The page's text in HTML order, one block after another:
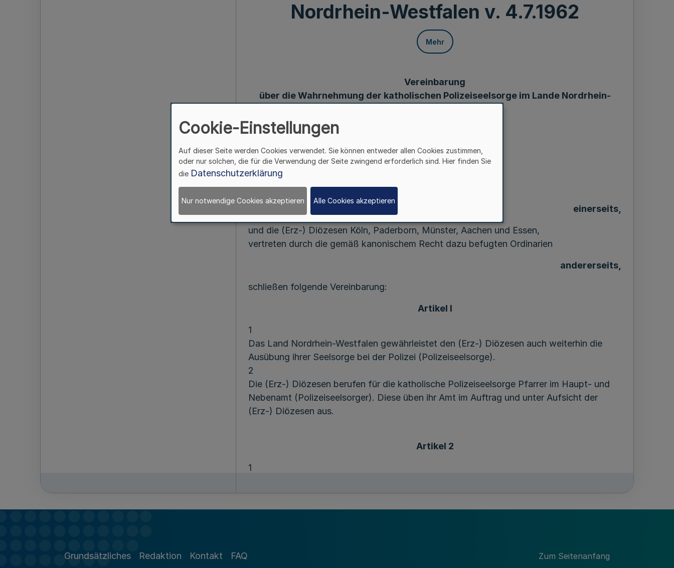
Nordrhein-Westfalen v. 4.7.1962
Mehr
Vereinbarung
über die Wahrnehmung der katholischen Polizeiseelsorge im Lande Nordrhein-
vertreten durch
den Herrn Ministerpräsidenten
einerseits,
und die (Erz-) Diözesen Köln, Paderborn, Münster, Aachen und Essen,
vertreten durch die gemäß kanonischem Recht dazu befugten Ordinarien
andererseits,
schließen folgende Vereinbarung:
Artikel l
1
Das Land Nordrhein-Westfalen gewährleistet den (Erz-) Diözesen auch weiterhin die
Ausübung ihrer Seelsorge bei der Polizei (Polizeiseelsorge).
2
Die (Erz-) Diözesen berufen für die katholische Polizeiseelsorge Pfarrer im Haupt- und
Nebenamt (Polizeiseelsorger). Diese üben ihr Amt im Auftrag und unter Aufsicht der
(Erz-) Diözesen aus.
Artikel 2
1
Polizeivollzugsbeamten.
2
Grundsätzliches Redaktion Kontakt FAQ Zum Seitenanfang
Cookie-Einstellungen
Auf dieser Seite werden Cookies verwendet. Sie können entweder allen Cookies zustimmen,
oder nur solchen, die für die Verwendung der Seite zwingend erforderlich sind. Hier finden Sie
die Datenschutzerklärung
Nur notwendige Cookies akzeptieren Alle Cookies akzeptieren